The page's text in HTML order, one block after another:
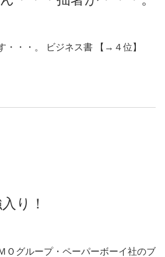
・・・。 ビジネス書 【→４位】
り！
Ｏグループ・ペーパーボーイ社のブ